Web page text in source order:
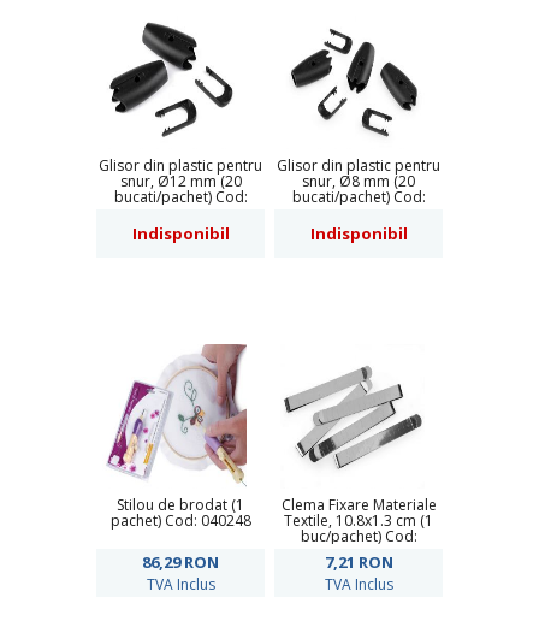
Glisor din plastic pentru
snur, Ø12 mm (20
bucati/pachet) Cod:
Indisponibil
Glisor din plastic pentru
snur, Ø8 mm (20
bucati/pachet) Cod:
Indisponibil
Stilou de brodat (1
pachet) Cod: 040248
86,29RON
TVA Inclus
Clema Fixare Materiale
Textile, 10.8x1.3 cm (1
buc/pachet) Cod:
7,21 RON
TVA Inclus